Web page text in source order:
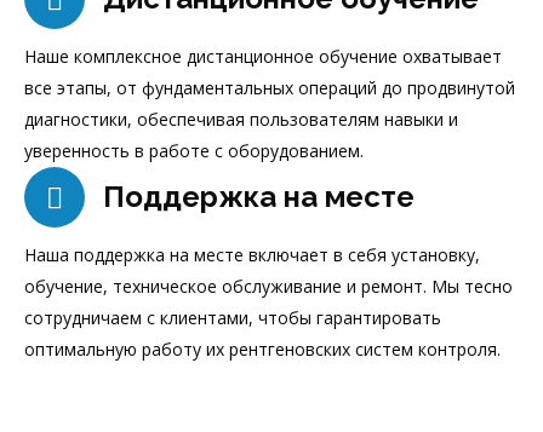
Наше комплексное дистанционное обучение охватывает
все этапы, от фундаментальных операций до продвинутой
диагностики, обеспечивая пользователям навыки и
уверенность в работе с оборудованием.
Поддержка на месте
Наша поддержка на месте включает в себя установку,
обучение, техническое обслуживание и ремонт. Мы тесно
сотрудничаем с клиентами, чтобы гарантировать
оптимальную работу их рентгеновских систем контроля.